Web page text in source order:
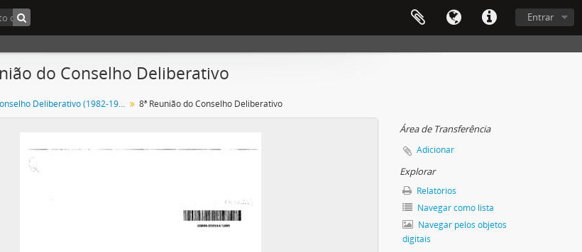
Entrar
do Conselho Deliberativo
Atas do Conselho Deliberativo (1982-1992) 8ª Reunião do Conselho Deliberativo
Área de Transferência
Adicionar
Explorar
Relatórios
Navegar como lista
Navegar pelos objetos
digitais